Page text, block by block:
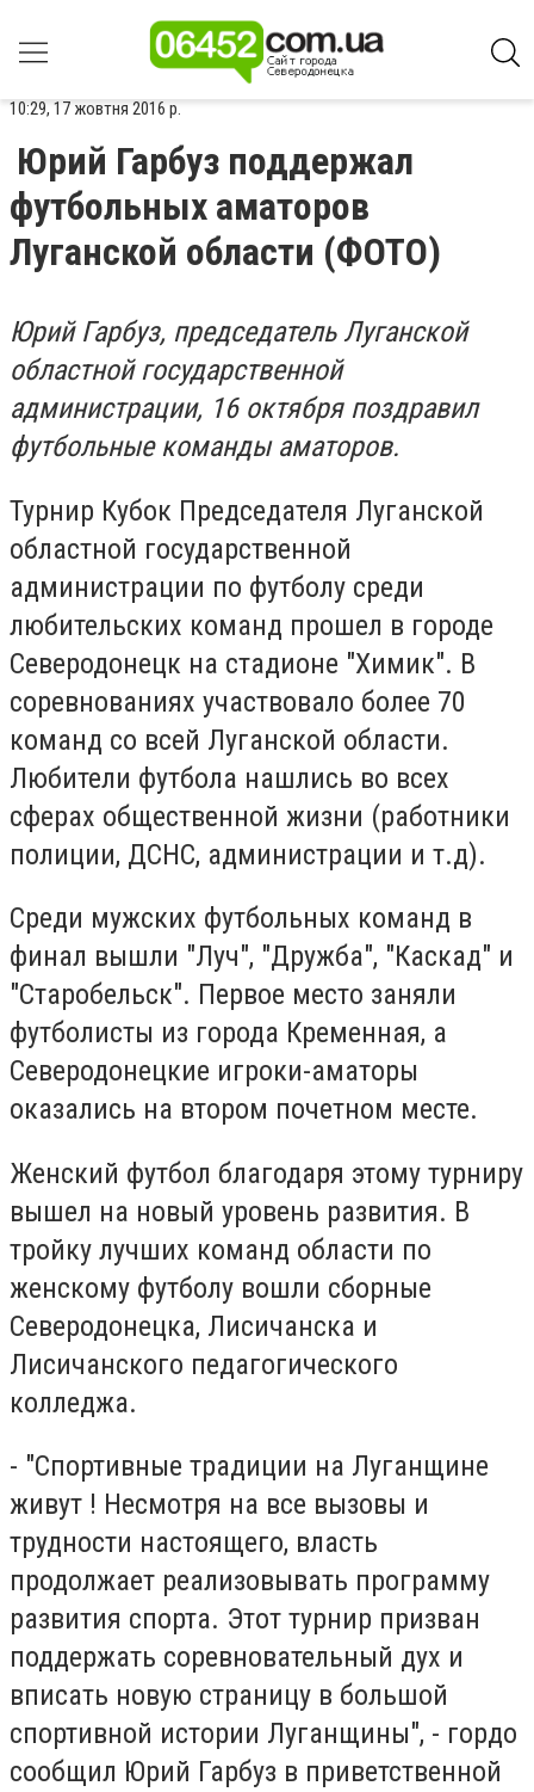
10:29, 17 жовтня 2016 р.
Юрий Гарбуз поддержал
футбольных аматоров
Луганской области (ФОТО)
Юрий Гарбуз, председатель Луганской
областной государственной
администрации, 16 октября поздравил
футбольные команды аматоров.
Турнир Кубок Председателя Луганской
областной государственной
администрации по футболу среди
любительских команд прошел в городе
Северодонецк на стадионе "Химик". В
соревнованиях участвовало более 70
команд со всей Луганской области.
Любители футбола нашлись во всех
сферах общественной жизни (работники
полиции, ДСНС, администрации и т.д).
Среди мужских футбольных команд в
финал вышли "Луч", "Дружба", "Каскад" и
"Старобельск". Первое место заняли
футболисты из города Кременная, а
Северодонецкие игроки-аматоры
оказались на втором почетном месте.
Женский футбол благодаря этому турниру
вышел на новый уровень развития. В
тройку лучших команд области по
женскому футболу вошли сборные
Северодонецка, Лисичанска и
Лисичанского педагогического
колледжа.
- "Спортивные традиции на Луганщине
живут ! Несмотря на все вызовы и
трудности настоящего, власть
продолжает реализовывать программу
развития спорта. Этот турнир призван
поддержать соревновательный дух и
вписать новую страницу в большой
спортивной истории Луганщины", - гордо
сообщил Юрий Гарбуз в приветственной